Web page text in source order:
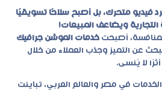
فيديو متحرك، بل أصبح سلاحًا تسويقيًا
ويضاعف المبيعات!
أصبحت خدمات الموشن جرافيك
تبحث عن التميز وجذب العملاء من خلال
لا يُنسى.
في مصر والعالم العربي، تباينت